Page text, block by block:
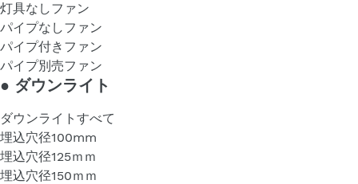
灯具なしファン
パイプなしファン
パイプ付きファン
パイプ別売ファン
● ダウンライト
ダウンライトすべて
埋込穴径100mm
埋込穴径125ｍｍ
埋込穴径150ｍｍ